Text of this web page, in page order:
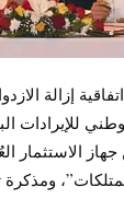
إزالة
للإيرادات
جهاز الاستثمار